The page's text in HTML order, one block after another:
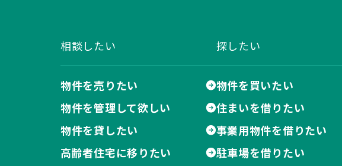
相談したい
物件を売りたい
物件を管理して欲しい
物件を貸したい
高齢者住宅に移りたい
探したい
物件を買いたい
住まいを借りたい
事業用物件を借りたい
駐車場を借りたい